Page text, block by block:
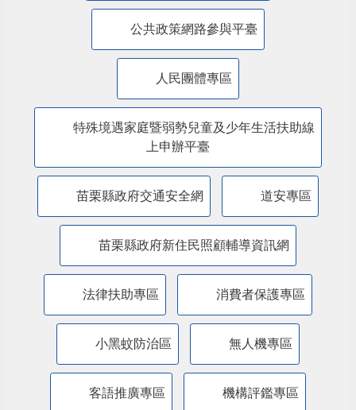
苗栗縣永續發展目標專區
公共政策網路參與平臺
人民團體專區
上申辦平臺
苗栗縣政府交通安全網 道安專區
苗栗縣政府新住民照顧輔導資訊網
法律扶助專區 消費者保護專區
小黑蚊防治區 無人機專區